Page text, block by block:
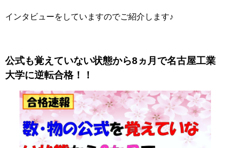
インタビューをしていますのでご紹介します♪
公式も覚えていない状態から8ヵ月で名古屋工業
大学に逆転合格！！